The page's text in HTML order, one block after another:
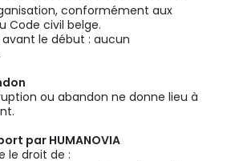
conformément aux
Code civil belge.
avant le début : aucun
ou abandon ne donne lieu à
par HUMANOVIA
le droit de :